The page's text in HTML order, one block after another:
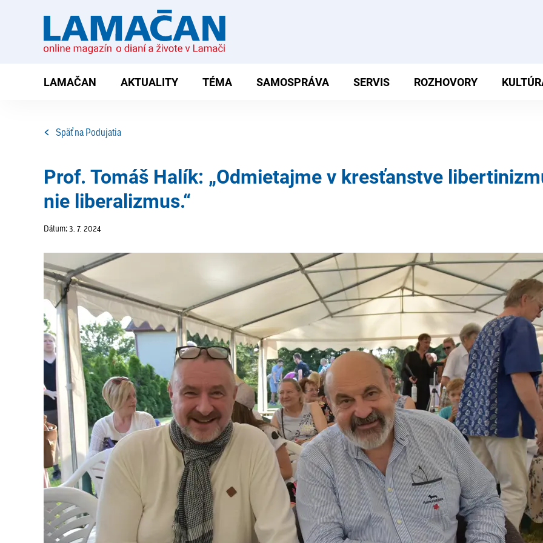
LAMAČAN AKTUALITY TÉMA SAMOSPRÁVA SERVIS ROZHOVORY
Späť na Podujatia
Prof. Tomáš Halík: „Odmietajme v kresťanstve
nie liberalizmus.“
Dátum: 3. 7. 2024